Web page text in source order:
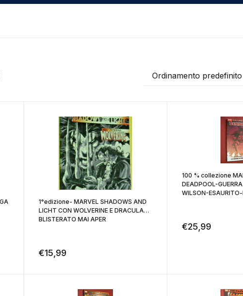
Ordinamento predefinito
1°edizione- MARVEL SHADOWS AND
LICHT CON WOLVERINE E DRACULA
BLISTERATO MAI APER
€15,99
100 % collezione
DEADPOOL-
WILSON-
€25,99